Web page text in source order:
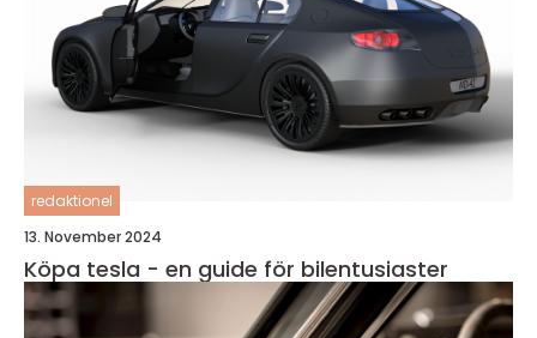
redaktionel
13. November 2024
Köpa tesla - en guide för bilentusiaster